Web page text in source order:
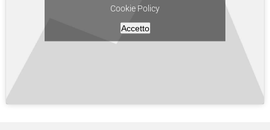
Cookie Policy
Accetto